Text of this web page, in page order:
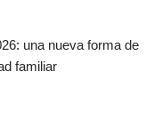
una nueva forma de
familiar